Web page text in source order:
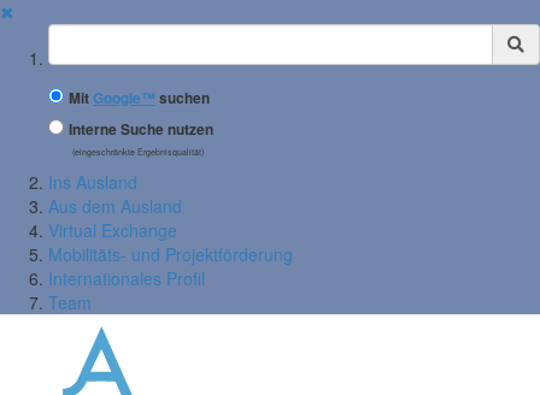
✖
Suchbegriff
MitGoogle™ suchen
Interne Suche nutzen
(eingeschränkte Ergebnisqualität)
Ins Ausland
Aus dem Ausland
Virtual Exchange
Mobilitäts- und Projektförderung
Internationales Profil
Team